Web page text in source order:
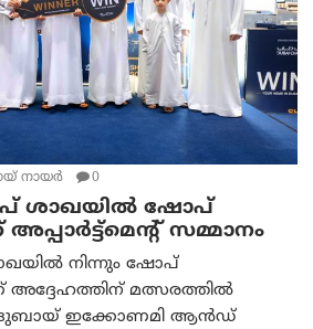
നായര്‍ 0
ശാഖയിൽ ഷോപ്
സമ്മാനം
നിന്നും ഷോപ്
മത്സരത്തിൽ
ദുബായ് ഇക്കോണമി ആൻഡ്